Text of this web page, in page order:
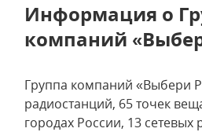
Информация о
компаний
Группа компаний «Выбери
радиостанций, 65 точек
городах России, 13